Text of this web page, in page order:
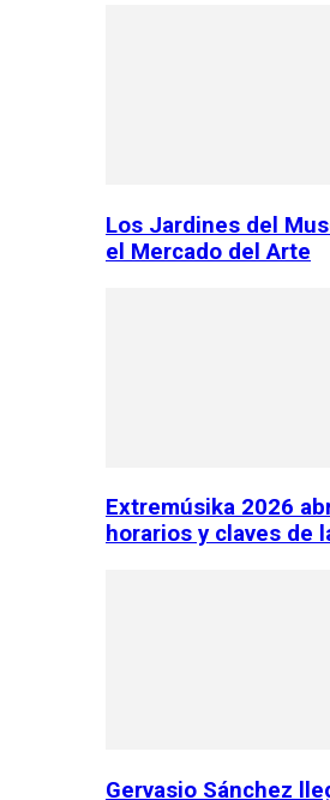
Los Jardines del
el Mercado del Arte
Extremúsika 2026
horarios y claves de
Gervasio Sánchez